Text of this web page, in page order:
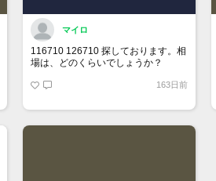
マイロ
116710 126710 探しております。相
場は、どのくらいでしょうか？
163日前